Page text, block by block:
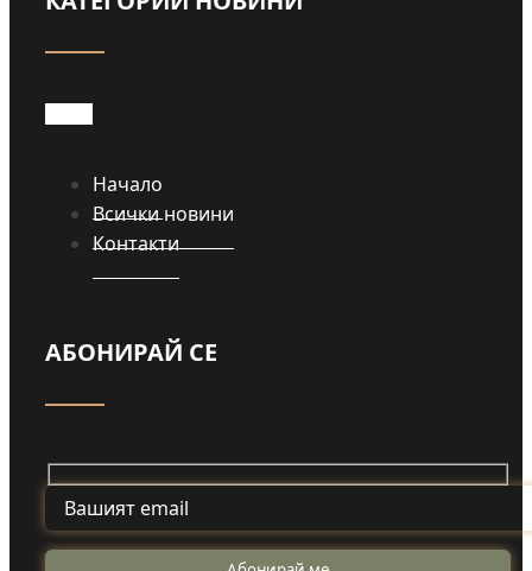
Начало
Всички новини
Контакти
АБОНИРАЙ СЕ